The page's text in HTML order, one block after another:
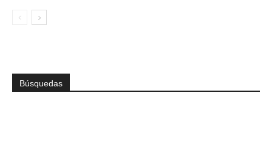
Búsquedas